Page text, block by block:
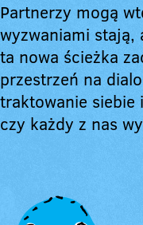
Partnerzy mogą
wyzwaniami
ta nowa ścieżka
przestrzeń na
traktowanie siebie
czy każdy z nas